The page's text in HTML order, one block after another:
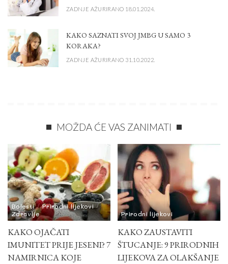
ZADNJE AŽURIRANO 18.01.2024.
KAKO SAZNATI SVOJ JMBG U SAMO 3
KORAKA?
ZADNJE AŽURIRANO 31.10.2022.
MOŽDA ĆE VAS ZANIMATI
Bolesti
Prirodni lijekovi
Zdravlje
KAKO OJAČATI
IMUNITET PRIJE JESENI? 7
NAMIRNICA KOJE
Prirodni lijekovi
KAKO ZAUSTAVITI
ŠTUCANJE: 9 PRIRODNIH
LIJEKOVA ZA OLAKŠANJE